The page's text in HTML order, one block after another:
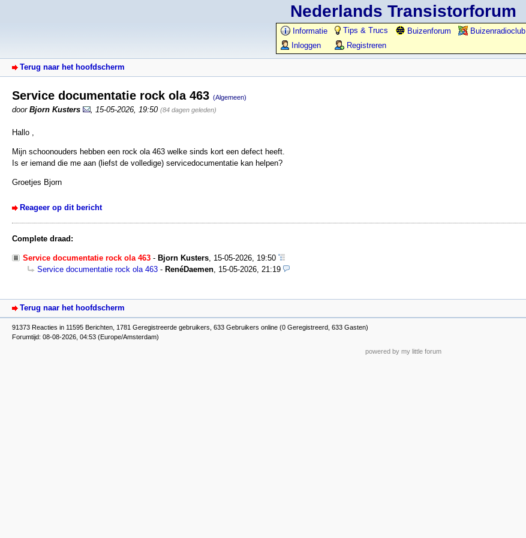
Nederlands Transistorforum
Informatie Tips & Trucs Buizenforum
Buizenradioclub
Inloggen
Registreren
Terug naar het hoofdscherm
Service documentatie rock ola 463 (Algemeen)
door Bjorn Kusters 15-05-2026, 19:50 (84 dagen geleden)
Hallo ,
Mijn schoonouders hebben een rock ola 463 welke sinds kort een defect heeft.
Is er iemand die me aan (liefst de volledige) servicedocumentatie kan helpen?
Groetjes Bjorn
Reageer op dit bericht
Complete draad:
Service documentatie rock ola 463 - Bjorn Kusters, 15-05-2026, 19:50
Service documentatie rock ola 463 - RenéDaemen, 15-05-2026, 21:19
Terug naar het hoofdscherm
91373 Reacties in 11595 Berichten, 1781 Geregistreerde gebruikers, 633 Gebruikers online (0 Geregistreerd, 633 Gasten)
Forumtijd: 08-08-2026, 04:53 (Europe/Amsterdam)
powered by my little forum